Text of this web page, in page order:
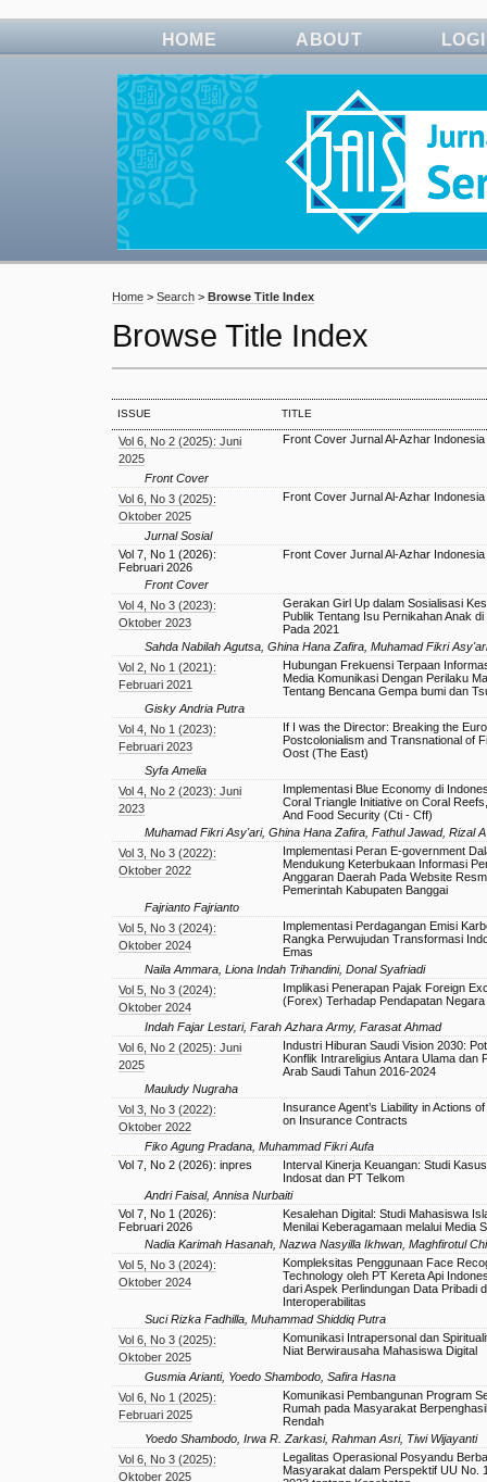
HOME ABOUT
Home > Search > Browse Title Index
Browse Title Index
ISSUE TITLE
Vol 6, No 2 (2025): Juni
2025
Front Cover Jurnal Al-Azhar Indonesia
Front Cover
Vol 6, No 3 (2025):
Oktober 2025
Front Cover Jurnal Al-Azhar Indonesia
Jurnal Sosial
Vol 7, No 1 (2026):
Februari 2026
Front Cover Jurnal Al-Azhar Indonesia
Front Cover
Vol 4, No 3 (2023):
Oktober 2023
Gerakan Girl Up dalam Sosialisasi
Publik Tentang Isu Pernikahan Anak
Pada 2021
Sahda Nabilah Agutsa, Ghina Hana Zafira, Muhamad Fikri
Vol 2, No 1 (2021):
Februari 2021
Hubungan Frekuensi Terpaan
Media Komunikasi Dengan Perilaku
Tentang Bencana Gempa bumi dan
Gisky Andria Putra
Vol 4, No 1 (2023):
Februari 2023
If I was the Director: Breaking the
Postcolonialism and Transnational of
Oost (The East)
Syfa Amelia
Vol 4, No 2 (2023): Juni
2023
Implementasi Blue Economy di
Coral Triangle Initiative on Coral
And Food Security (Cti - Cff)
Muhamad Fikri Asy'ari, Ghina Hana Zafira, Fathul Jawad, Rizal
Vol 3, No 3 (2022):
Oktober 2022
Implementasi Peran E-government
Mendukung Keterbukaan Informasi
Anggaran Daerah Pada Website
Pemerintah Kabupaten Banggai
Fajrianto Fajrianto
Vol 5, No 3 (2024):
Oktober 2024
Implementasi Perdagangan Emisi
Rangka Perwujudan Transformasi
Emas
Naila Ammara, Liona Indah Trihandini, Donal Syafriadi
Vol 5, No 3 (2024):
Oktober 2024
Implikasi Penerapan Pajak Foreign
(Forex) Terhadap Pendapatan Negara
Indah Fajar Lestari, Farah Azhara Army, Farasat Ahmad
Vol 6, No 2 (2025): Juni
2025
Industri Hiburan Saudi Vision 2030:
Konflik Intrareligius Antara Ulama dan
Arab Saudi Tahun 2016-2024
Mauludy Nugraha
Vol 3, No 3 (2022):
Oktober 2022
Insurance Agent’s Liability in Actions
on Insurance Contracts
Fiko Agung Pradana, Muhammad Fikri Aufa
Vol 7, No 2 (2026): inpres
Interval Kinerja Keuangan: Studi
Indosat dan PT Telkom
Andri Faisal, Annisa Nurbaiti
Vol 7, No 1 (2026):
Februari 2026
Kesalehan Digital: Studi Mahasiswa
Menilai Keberagamaan melalui Media
Nadia Karimah Hasanah, Nazwa Nasyilla Ikhwan, Maghfirotul
Vol 5, No 3 (2024):
Oktober 2024
Kompleksitas Penggunaan Face
Technology oleh PT Kereta Api
dari Aspek Perlindungan Data Pribadi
Interoperabilitas
Suci Rizka Fadhilla, Muhammad Shiddiq Putra
Vol 6, No 3 (2025):
Oktober 2025
Komunikasi Intrapersonal dan
Niat Berwirausaha Mahasiswa Digital
Gusmia Arianti, Yoedo Shambodo, Safira Hasna
Vol 6, No 1 (2025):
Februari 2025
Komunikasi Pembangunan Program
Rumah pada Masyarakat
Rendah
Yoedo Shambodo, Irwa R. Zarkasi, Rahman Asri, Tiwi Wijayanti
Vol 6, No 3 (2025):
Oktober 2025
Legalitas Operasional Posyandu
Masyarakat dalam Perspektif UU No.